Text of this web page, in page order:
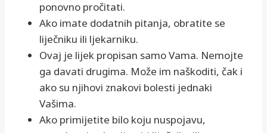
ponovno pročitati.
Ako imate dodatnih pitanja, obratite se
liječniku ili ljekarniku.
Ovaj je lijek propisan samo Vama. Nemojte
ga davati drugima. Može im naškoditi, čak i
ako su njihovi znakovi bolesti jednaki
Vašima.
Ako primijetite bilo koju nuspojavu,